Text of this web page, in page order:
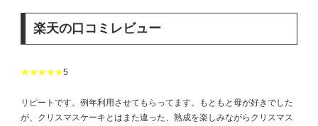
楽天の口コミレビュー
★★★★★5
リピートです。例年利用させてもらってます。もともと母が好きでした
が、クリスマスケーキとはまた違った、熟成を楽しみながらクリスマス